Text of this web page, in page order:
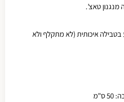
מנגנון טאצ'.
בטבילה איכותית (לא מתקלף ולא